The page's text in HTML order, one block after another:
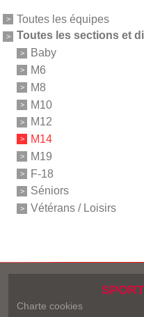
Toutes les équipes
Toutes les sections et
Baby
M6
M8
M10
M12
M14
M19
F-18
Séniors
Vétérans / Loisirs
Charte cookies